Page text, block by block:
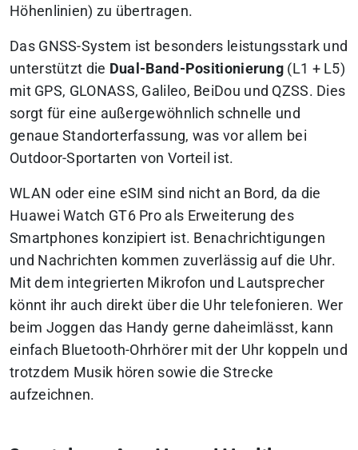
Höhenlinien) zu übertragen.
Das GNSS-System ist besonders leistungsstark und
unterstützt die Dual-Band-Positionierung (L1 + L5)
mit GPS, GLONASS, Galileo, BeiDou und QZSS. Dies
sorgt für eine außergewöhnlich schnelle und
genaue Standorterfassung, was vor allem bei
Outdoor-Sportarten von Vorteil ist.
WLAN oder eine eSIM sind nicht an Bord, da die
Huawei Watch GT6 Pro als Erweiterung des
Smartphones konzipiert ist. Benachrichtigungen
und Nachrichten kommen zuverlässig auf die Uhr.
Mit dem integrierten Mikrofon und Lautsprecher
könnt ihr auch direkt über die Uhr telefonieren. Wer
beim Joggen das Handy gerne daheimlässt, kann
einfach Bluetooth-Ohrhörer mit der Uhr koppeln und
trotzdem Musik hören sowie die Strecke
aufzeichnen.